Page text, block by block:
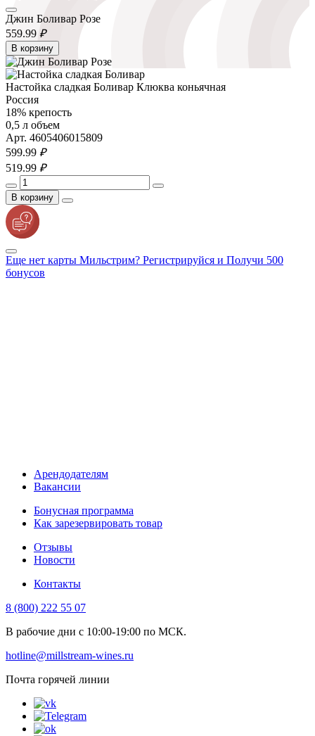
Джин Боливар Розе
559.99 ₽
В корзину
Настойка сладкая Боливар Клюква коньячная
Россия
18% крепость
0,5 л объем
Арт. 4605406015809
599.99 ₽
519.99 ₽
В корзину
Еще нет карты Мильстрим? Регистрируйся и Получи 500
бонусов
Арендодателям
Вакансии
Бонусная программа
Как зарезервировать товар
Отзывы
Новости
Контакты
8 (800) 222 55 07
В рабочие дни с 10:00-19:00 по МСК.
hotline@millstream-wines.ru
Почта горячей линии